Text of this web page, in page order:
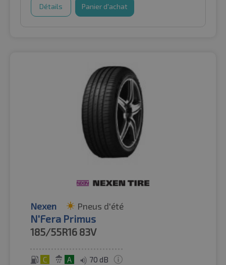
Détails Panier d'achat
Nexen Pneus d'été
N'Fera Primus
185/55R16 83V
C A 70 dB